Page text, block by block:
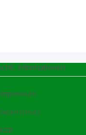
Informationen
Impressum
Datenschutz